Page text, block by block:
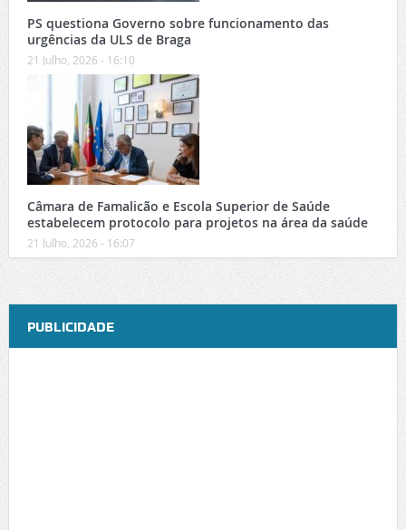
PS questiona Governo sobre funcionamento das
urgências da ULS de Braga
21 Julho, 2026 - 16:10
Câmara de Famalicão e Escola Superior de Saúde
estabelecem protocolo para projetos na área da saúde
21 Julho, 2026 - 16:07
PUBLICIDADE